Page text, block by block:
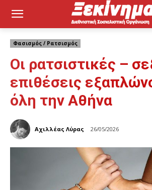
Φασισμός / Ρατσισμός
Οι ρατσιστικές –
επιθέσεις
όλη την Αθήνα
Αχιλλέας Λύρας 26/05/2026